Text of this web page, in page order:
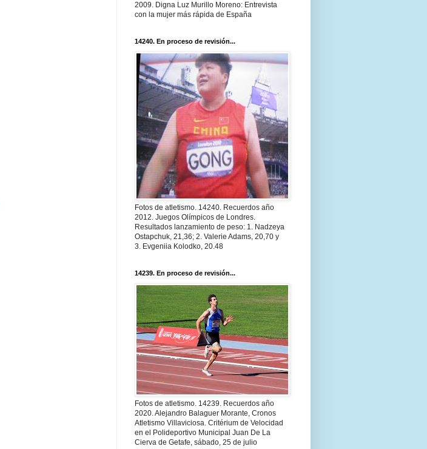
2009. Digna Luz Murillo Moreno: Entrevista
con la mujer más rápida de España
14240. En proceso de revisión...
Fotos de atletismo. 14240. Recuerdos año
2012. Juegos Olímpicos de Londres.
Resultados lanzamiento de peso: 1. Nadzeya
Ostapchuk, 21,36; 2. Valerie Adams, 20,70 y
3. Evgeniia Kolodko, 20.48
14239. En proceso de revisión...
Fotos de atletismo. 14239. Recuerdos año
2020. Alejandro Balaguer Morante, Cronos
Atletismo Villaviciosa. Critérium de Velocidad
en el Polideportivo Municipal Juan De La
Cierva de Getafe, sábado, 25 de julio